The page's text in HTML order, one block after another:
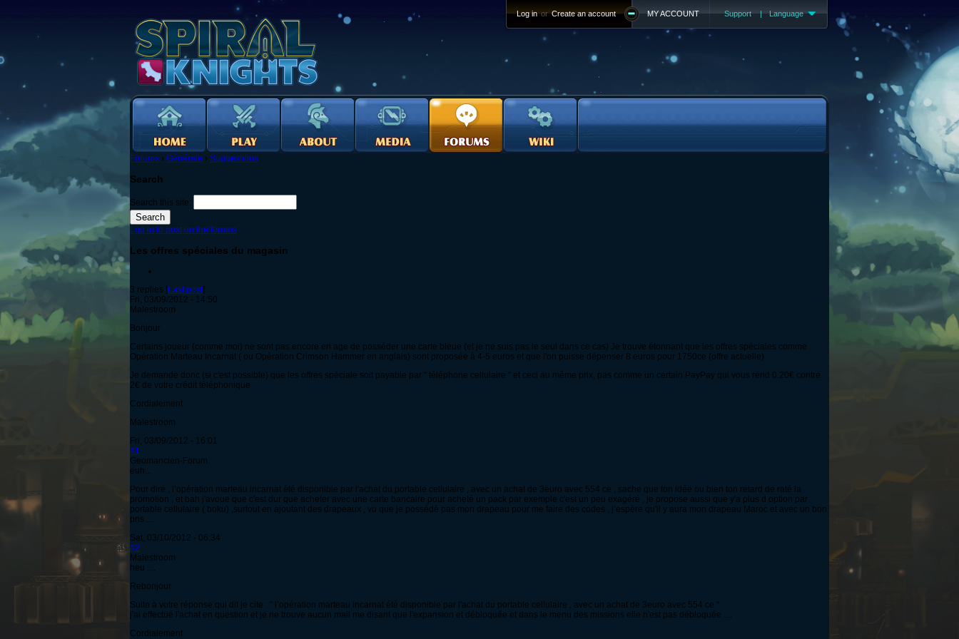
Support | Language
MY ACCOUNT
Log in or Create an account
Forums › Générale › Suggestions
Search
Search this site:
Log in to post on the forums
Les offres spéciales du magasin
3 replies [Last post]
Fri, 03/09/2012 - 14:50
Malestroom
Bonjour
Certains joueur (comme moi) ne sont pas encore en age de posséder une carte bleue (et je ne suis pas le seul dans ce cas) Je trouve étonnant que les offres spéciales comme
Opération Marteau Incarnat ( ou Opération Crimson Hammer en anglais) sont proposée à 4-5 euros et que l'on puisse dépenser 8 euros pour 1750ce (offre actuelle)
Je demande donc (si c'est possible) que les offres spéciale soit payable par " téléphone cellulaire " et ceci au même prix, pas comme un certain PayPay qui vous rend 0.20€ contre
2€ de votre crédit téléphonique
Cordialement
Malestroom
Fri, 03/09/2012 - 16:01
#1
Geomancien-Forum
euh...
Pour dire , l’opération marteau incarnat été disponible par l'achat du portable cellulaire , avec un achat de 3euro avec 554 ce , sache que ton idée ou bien ton retard de raté la
promotion , et bah j'avoue que c'est dur que acheter avec une carte bancaire pour acheté un pack par exemple c'est un peu exagéré , je propose aussi que y'a plus d option par
portable cellulaire ( boku) ,surtout en ajoutant des drapeaux , vu que je possédé pas mon drapeau pour me faire des codes , j’espère qu'il y aura mon drapeau Maroc et avec un bon
pris ...
Sat, 03/10/2012 - 06:34
#2
Malestroom
heu ....
Rebonjour
Suite à votre réponse qui dit je cite : " l’opération marteau incarnat été disponible par l'achat du portable cellulaire , avec un achat de 3euro avec 554 ce "
j'ai effectué l'achat en question et je ne trouve aucun mail me disant que l'expansion et débloquée et dans le menu des missions elle n'est pas débloquée ....
Cordialement